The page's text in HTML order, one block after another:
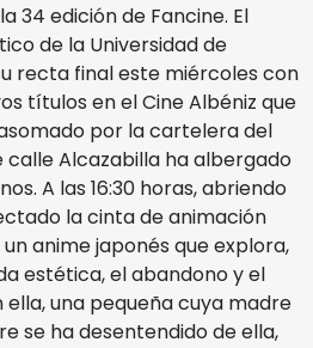
MIFF
Entradas
Digitales
34 edición de Fancine. El
de la Universidad de
recta final este miércoles con
títulos en el Cine Albéniz que
por la cartelera del
calle Alcazabilla ha albergado
A las 16:30 horas, abriendo
la cinta de animación
un anime japonés que explora,
estética, el abandono y el
ella, una pequeña cuya madre
se ha desentendido de ella,